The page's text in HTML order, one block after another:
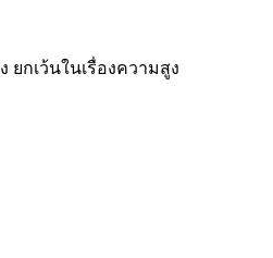
ยกเว้นในเรื่องความสูง